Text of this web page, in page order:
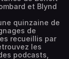
et Blynd
quinzaine de
de
recueillis par
les
podcasts,